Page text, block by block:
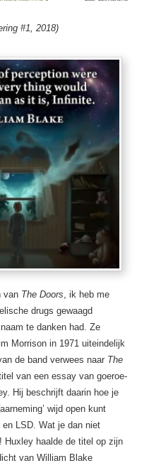
#1, 2018)
van The Doors, ik heb me
drugs gewaagd
te danken had. Ze
Morrison in 1971 uiteindelijk
de band verwees naar The
van een essay van goeroe-
Hij beschrijft daarin hoe je
wijd open kunt
LSD. Wat je dan niet
Huxley haalde de titel op zijn
van William Blake